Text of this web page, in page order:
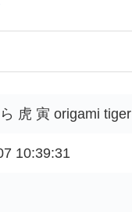
虎 寅 origami tiger
10:39:31